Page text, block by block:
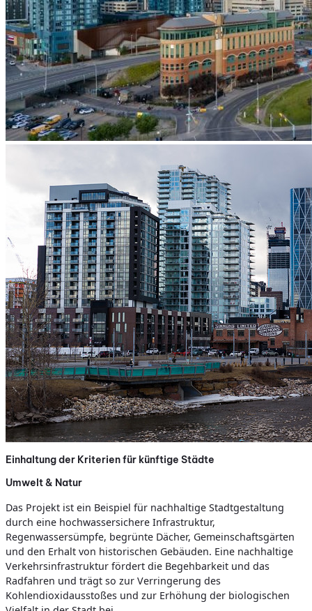
Einhaltung der Kriterien für künftige Städte
Umwelt & Natur
Das Projekt ist ein Beispiel für nachhaltige Stadtgestaltung
durch eine hochwassersichere Infrastruktur,
Regenwassersümpfe, begrünte Dächer, Gemeinschaftsgärten
und den Erhalt von historischen Gebäuden. Eine nachhaltige
Verkehrsinfrastruktur fördert die Begehbarkeit und das
Radfahren und trägt so zur Verringerung des
Kohlendioxidausstoßes und zur Erhöhung der biologischen